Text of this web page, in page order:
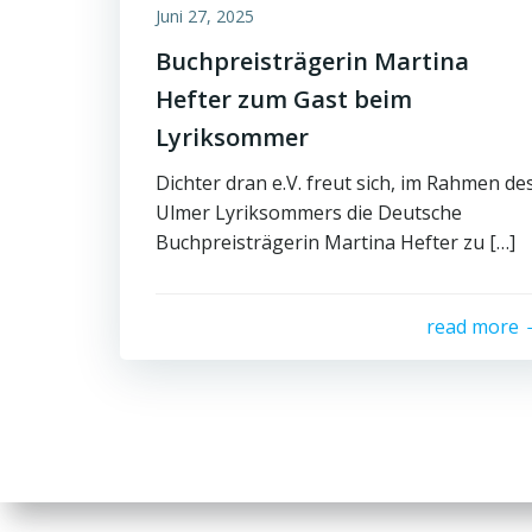
Juni 27, 2025
Buchpreisträgerin Martina
Hefter zum Gast beim
Lyriksommer
Dichter dran e.V. freut sich, im Rahmen
Ulmer Lyriksommers die Deutsche
Buchpreisträgerin Martina Hefter zu […]
read more